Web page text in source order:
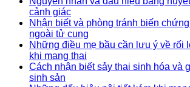
cảnh giác
Nhận biết và phòng tránh biến
ngoài tử cung
Những điều mẹ bầu cần lưu ý về rối
khi mang thai
Cách nhận biết sảy thai sinh hóa và
sinh sản